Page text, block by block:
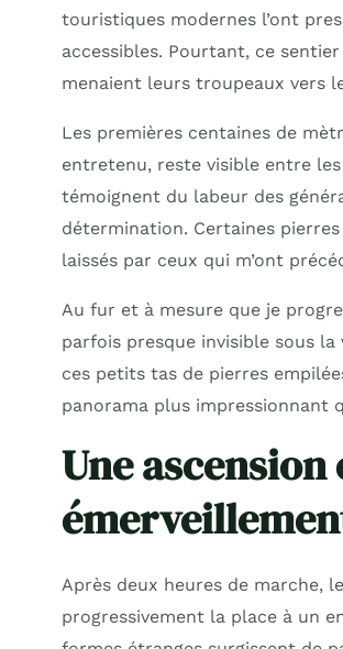
touristiques modernes l’ont
accessibles. Pourtant, ce
menaient leurs troupeaux vers
Les premières centaines de
entretenu, reste visible entre
témoignent du labeur des
détermination. Certaines
laissés par ceux qui m’ont
Au fur et à mesure que je
parfois presque invisible sous
ces petits tas de pierres
panorama plus impressionnant
Une
Après deux heures de marche,
progressivement la place à un